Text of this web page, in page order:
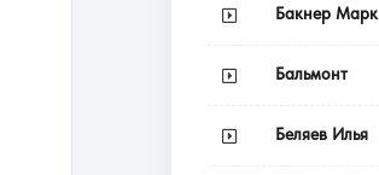
Бакнер Марк
Бальмонт
Беляев Илья